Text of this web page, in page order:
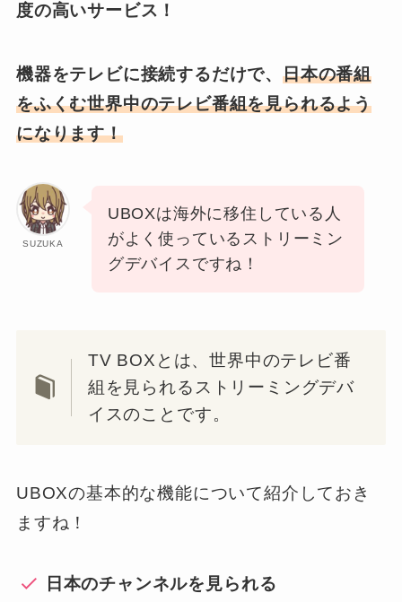
度の高いサービス！
機器をテレビに接続するだけで、日本の番組
をふくむ世界中のテレビ番組を見られるよう
になります！
SUZUKA
UBOXは海外に移住している人
がよく使っているストリーミン
グデバイスですね！
TV BOXとは、世界中のテレビ番
組を見られるストリーミングデバ
イスのことです。
UBOXの基本的な機能について紹介しておき
ますね！
日本のチャンネルを見られる